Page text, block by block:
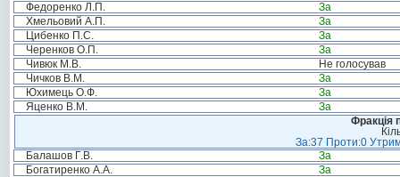
Федоренко Л.П.
За
Хмельовий А.П.
За
Цибенко П.С.
За
Черенков О.П.
За
Чивюк М.В.
Не голосував
Чичков В.М.
За
Юхимець О.Ф.
За
Яценко В.М.
За
Фракція
За:37 Проти:0
Балашов Г.В.
За
Богатиренко А.А.
За